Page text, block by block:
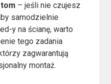
– jeśli nie czujesz
samodzielnie
y na ścianę, warto
tego zadania
zagwarantują
montaż.